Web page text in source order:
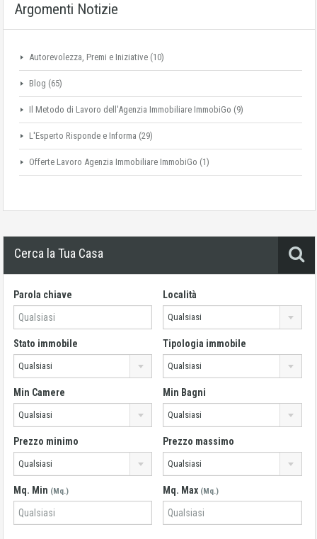
Argomenti Notizie
Autorevolezza, Premi e Iniziative (10)
Blog (65)
Il Metodo di Lavoro dell'Agenzia Immobiliare ImmobiGo (9)
L'Esperto Risponde e Informa (29)
Offerte Lavoro Agenzia Immobiliare ImmobiGo (1)
Cerca la Tua Casa
Parola chiave Località
Qualsiasi
Stato immobile
Qualsiasi
Tipologia immobile
Qualsiasi
Min Camere
Qualsiasi
Min Bagni
Qualsiasi
Prezzo minimo
Qualsiasi
Prezzo massimo
Qualsiasi
Mq. Min (Mq.) Mq. Max (Mq.)